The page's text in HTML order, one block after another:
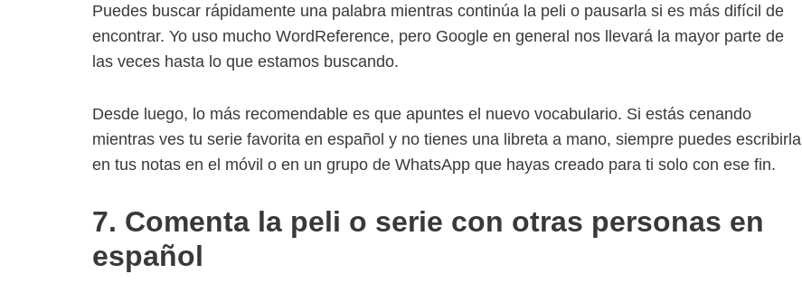
Puedes buscar rápidamente una palabra mientras continúa la peli o pausarla si es más difícil de
encontrar. Yo uso mucho WordReference, pero Google en general nos llevará la mayor parte de
las veces hasta lo que estamos buscando.
Desde luego, lo más recomendable es que apuntes el nuevo vocabulario. Si estás cenando
mientras ves tu serie favorita en español y no tienes una libreta a mano, siempre puedes escribirla
en tus notas en el móvil o en un grupo de WhatsApp que hayas creado para ti solo con ese fin.
7. Comenta la peli o serie con otras personas en
español